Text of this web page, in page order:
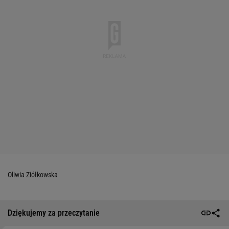
Oliwia Ziółkowska
Dziękujemy za przeczytanie